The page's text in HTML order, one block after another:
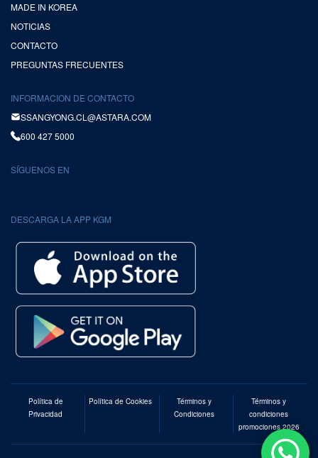
MADE IN KOREA
NOTICIAS
CONTACTO
PREGUNTAS FRECUENTES
INFORMACION DE CONTACTO
SSANGYONG.CL@ASTARA.COM
600 427 5000
SÍGUENOS EN
DESCARGA LA APP KGM
Política de
Privacidad
Política de Cookies
Términos y
Condiciones
Términos y
condiciones
promociones 2026